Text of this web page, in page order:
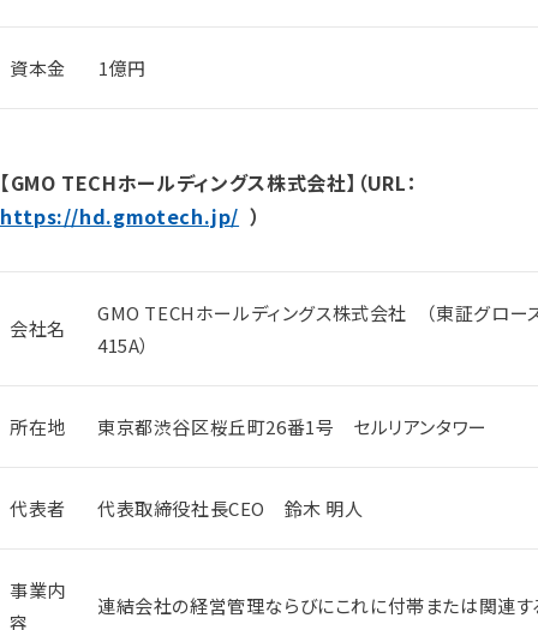
資本金 1億円
【GMO TECHホールディングス株式会社】（URL：
https://hd.gmotech.jp/ ）
会社名
GMO TECHホールディングス株式会社 （東証グロー
415A）
所在地 東京都渋谷区桜丘町26番1号 セルリアンタワー
代表者 代表取締役社長CEO 鈴木 明人
事業内
容
連結会社の経営管理ならびにこれに付帯または関連